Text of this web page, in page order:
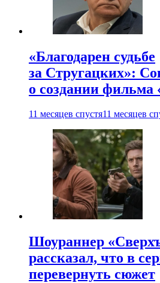
«Благодарен судьбе
за Стругацких»:
о создании фильма
11 месяцев спустя11 месяцев
Шоураннер
рассказал, что в
перевернуть сюжет